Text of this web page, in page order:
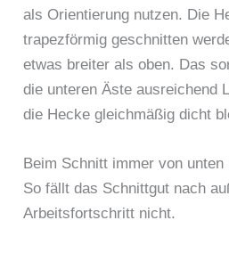
als Orientierung nutzen. Die
trapezförmig geschnitten
etwas breiter als oben. Das
die unteren Äste ausreichend
die Hecke gleichmäßig dicht
Beim Schnitt immer von unten
So fällt das Schnittgut nach
Arbeitsfortschritt nicht.